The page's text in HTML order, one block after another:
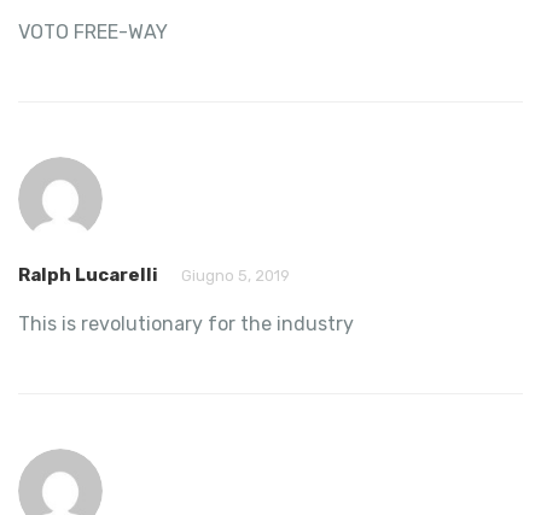
VOTO FREE-WAY
Ralph Lucarelli Giugno 5, 2019
This is revolutionary for the industry